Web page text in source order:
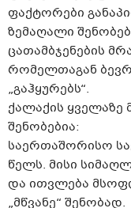
ფაქტორები
ზემაღალი
ცათამბჯენების
რომელთაგან
„გაჰყურებს“.
ქალაქის
შენობებია:
საერთაშორისო
წელს. მისი
და ითვლება
„მწვანე“ შენობად.